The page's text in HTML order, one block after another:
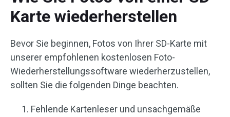
Karte wiederherstellen
Bevor Sie beginnen, Fotos von Ihrer SD-Karte mit
unserer empfohlenen kostenlosen Foto-
Wiederherstellungssoftware wiederherzustellen,
sollten Sie die folgenden Dinge beachten.
Fehlende Kartenleser und unsachgemäße